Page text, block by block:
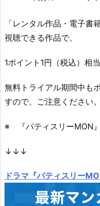
「レンタル作品・電子書
視聴できる作品で、
1ポイント1円（税込）相
無料トライアル期間中も
すので、ご注意ください。
※ 『パティスリーMON』
↓↓↓
ドラマ『パティスリー